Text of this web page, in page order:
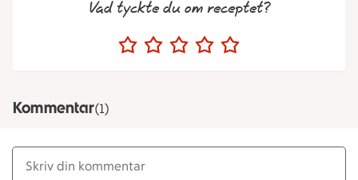
Vad tyckte du om receptet?
Kommentar(1)